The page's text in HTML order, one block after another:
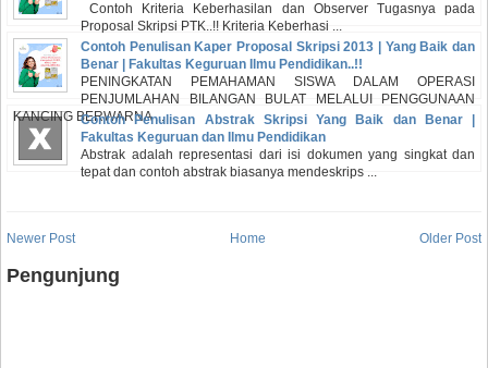
Contoh Kriteria Keberhasilan dan Observer Tugasnya pada
Proposal Skripsi PTK..!! Kriteria Keberhasi ...
Contoh Penulisan Kaper Proposal Skripsi 2013 | Yang Baik dan
Benar | Fakultas Keguruan Ilmu Pendidikan..!!
PENINGKATAN PEMAHAMAN SISWA DALAM OPERASI
PENJUMLAHAN BILANGAN BULAT MELALUI PENGGUNAAN
KANCING BERWARNA ...
Contoh Penulisan Abstrak Skripsi Yang Baik dan Benar |
Fakultas Keguruan dan Ilmu Pendidikan
Abstrak adalah representasi dari isi dokumen yang singkat dan
tepat dan contoh abstrak biasanya mendeskrips ...
Newer Post Older Post
Home
Pengunjung